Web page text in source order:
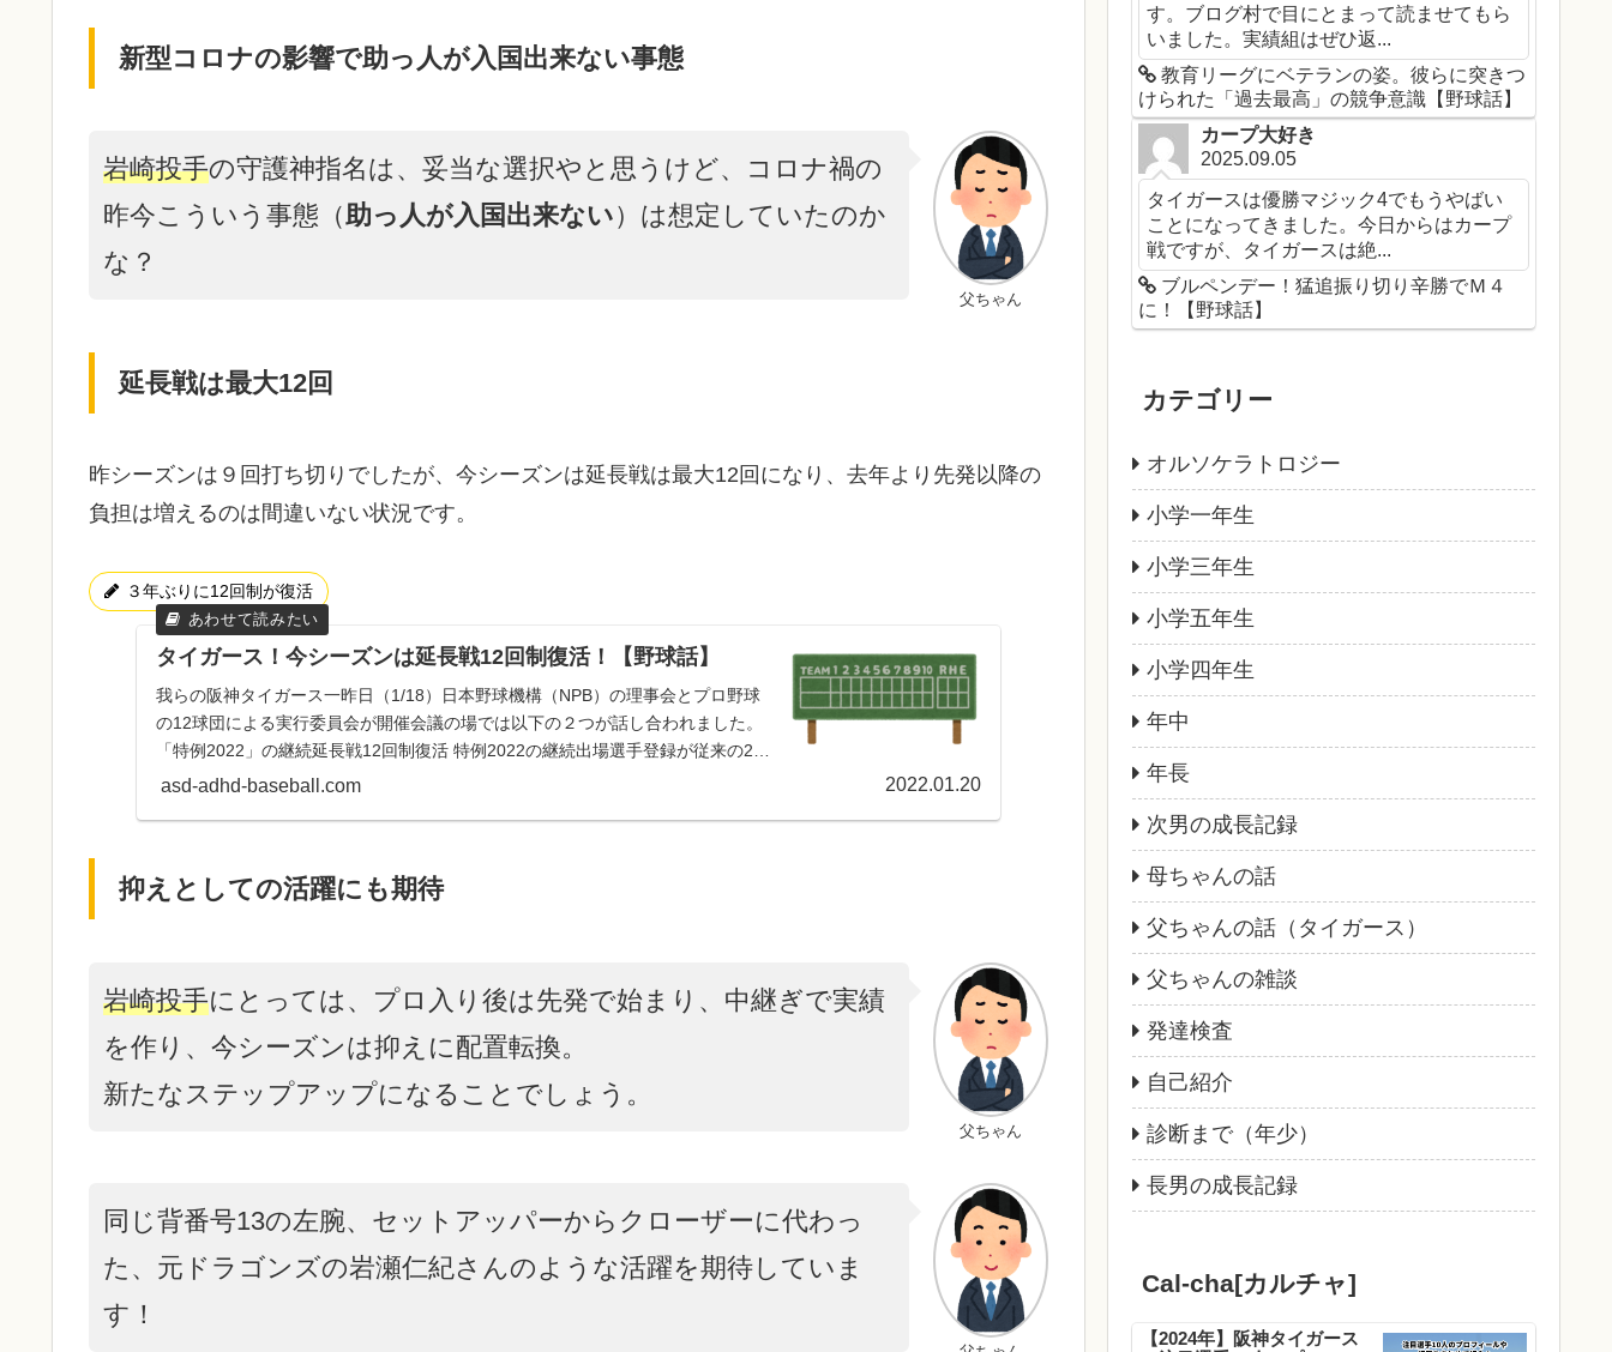
新型コロナの影響で助っ人が入国出来ない事態
父ちゃん
岩崎投手の守護神指名は、妥当な選択やと思うけど、コロナ禍の
昨今こういう事態（助っ人が入国出来ない）は想定していたのか
な？
延長戦は最大12回
昨シーズンは９回打ち切りでしたが、今シーズンは延長戦は最大12回になり、去年より先発以降の
負担は増えるのは間違いない状況です。
３年ぶりに12回制が復活
タイガース！今シーズンは延長戦12回制復活！【野球話】
我らの阪神タイガース一昨日（1/18）日本野球機構（NPB）の理事会とプロ野球
の12球団による実行委員会が開催会議の場では以下の２つが話し合われました。
「特例2022」の継続延長戦12回制復活 特例2022の継続出場選手登録が従来の29
人か...
asd-adhd-baseball.com 2022.01.20
抑えとしての活躍にも期待
父ちゃん
岩崎投手にとっては、プロ入り後は先発で始まり、中継ぎで実績
を作り、今シーズンは抑えに配置転換。
新たなステップアップになることでしょう。
同じ背番号13の左腕、セットアッパーからクローザーに代わっ
た、元ドラゴンズの岩瀬仁紀さんのような活躍を期待していま
す！
す。ブログ村で目にとまって読ませてもら
いました。実績組はぜひ返...
教育リーグにベテランの姿。彼らに突きつ
けられた「過去最高」の競争意識【野球話】
カープ大好き
2025.09.05
タイガースは優勝マジック4でもうやばい
ことになってきました。今日からはカープ
戦ですが、タイガースは絶...
ブルペンデー！猛追振り切り辛勝でＭ４
に！【野球話】
カテゴリー
オルソケラトロジー
小学一年生
小学三年生
小学五年生
小学四年生
年中
年長
次男の成長記録
母ちゃんの話
父ちゃんの話（タイガース）
父ちゃんの雑談
発達検査
自己紹介
診断まで（年少）
長男の成長記録
Cal-cha[カルチャ]
【2024年】阪神タイガース